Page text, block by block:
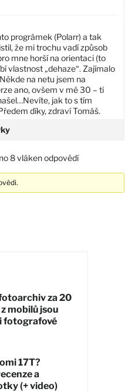
prográmek (Polarr) a tak
že mi trochu vadí způsob
mne horší na orientaci (to
vlastnost „dehaze“. Zajímalo
na netu jsem na
ano, ovšem v mé 30 – ti
jak to s tím
díky, zdraví Tomáš.
8 vláken odpovědí
za 20
mobilů jsou
fotografové
17T?
a
(+ video)